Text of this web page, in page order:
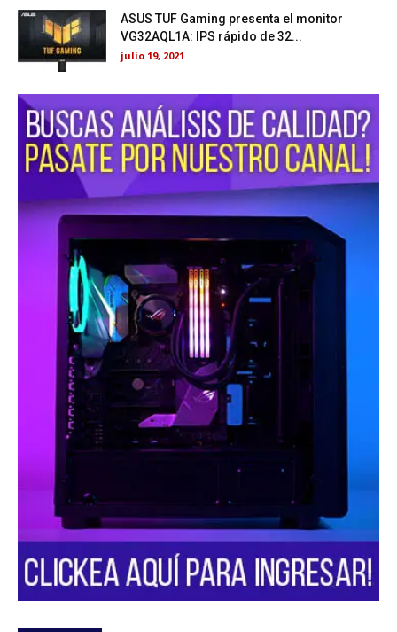
ASUS TUF Gaming presenta el monitor
VG32AQL1A: IPS rápido de 32...
julio 19, 2021